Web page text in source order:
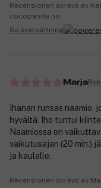
Recensionen skrevs av
cocopanda.no
Se översättning
Marja
Ihanan runsas
hyvältä. Iho tuntui
Naamiossa on
vaikutusajan (20 min.)
ja kaulalle.
Recensionen skrevs av